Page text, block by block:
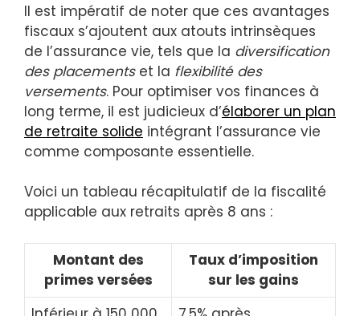
Il est impératif de noter que ces avantages
fiscaux s’ajoutent aux atouts intrinsèques
de l’assurance vie, tels que la diversification
des placementset la flexibilité des
versements. Pour optimiser vos finances à
long terme, il est judicieux d’élaborer un plan
de retraite solide intégrant l’assurance vie
comme composante essentielle.
Voici un tableau récapitulatif de la fiscalité
applicable aux retraits après 8 ans :
Montant des
primes versées
Taux d’imposition
sur les gains